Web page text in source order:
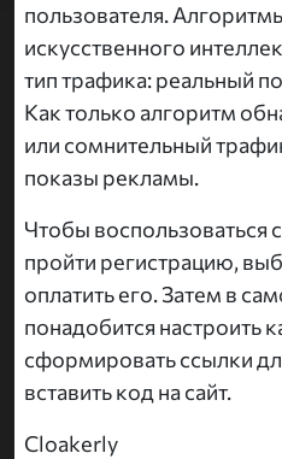
пользователя.
искусственного
тип трафика: реальный
Как только алгоритм
или сомнительный
показы рекламы.
Чтобы воспользоваться
пройти регистрацию,
оплатить его. Затем в
понадобится настроить
сформировать ссылки
вставить код на сайт.
Cloakerly